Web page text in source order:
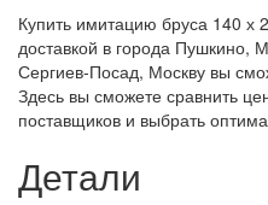
Купить имитацию бруса 140 х
доставкой в города
Сергиев-Посад, Москву вы
Здесь вы сможете сравнить
поставщиков и выбрать
Детали